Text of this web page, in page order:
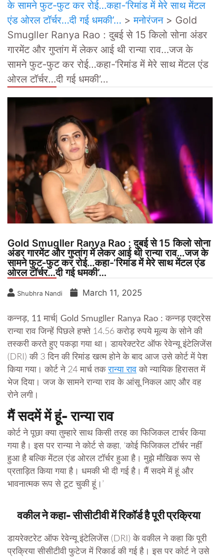
के सामने फुट-फुट कर रोई…कहा-‘रिमांड में मेरे साथ मेंटल
एंड ओरल टॉर्चर…दी गई धमकी’… >मनोरंजन> Gold
Smugller Ranya Rao : दुबई से 15 किलो सोना अंडर
गारमेंट और गुप्तांग में लेकर आई थी रान्या राव…जज के
सामने फुट-फुट कर रोई…कहा-‘रिमांड में मेरे साथ मेंटल एंड
ओरल टॉर्चर…दी गई धमकी’…
Gold Smugller Ranya Rao : दुबई से 15 किलो सोना
अंडर गारमेंट और गुप्तांग में लेकर आई थी रान्या राव…जज के
सामने फुट-फुट कर रोई…कहा-‘रिमांड में मेरे साथ मेंटल एंड
ओरल टॉर्चर…दी गई धमकी’…
Shubhra Nandi March 11, 2025
कन्नड़, 11 मार्च| Gold Smugller Ranya Rao : कन्नड़ एक्ट्रेस
रान्या राव जिन्हें पिछले हफ्ते 14.56 करोड़ रुपये मूल्य के सोने की
तस्करी करते हुए पकड़ा गया था। डायरेक्टरेट ऑफ रेवेन्यू इंटेलिजेंस
(DRI) की 3 दिन की रिमांड खत्म होने के बाद आज उसे कोर्ट में पेश
किया गया। कोर्ट ने 24 मार्च तकरान्या राव को न्यायिक हिरासत में
भेज दिया। जज के सामने रान्या राव के आंसू निकल आए और वह
रोने लगी।
मैं सदमें में हूं- रान्या राव
कोर्ट ने पूछा क्या तुम्हारे साथ किसी तरह का फिजिकल टार्चर किया
गया है। इस पर रान्या ने कोर्ट से कहा, ‘कोई फिजिकल टॉर्चर नहीं
हुआ है बल्कि मेंटल एंड ओरल टॉर्चर हुआ है। मुझे मौखिक रूप से
प्रताड़ित किया गया है। धमकी भी दी गई है। मैं सदमे में हूं और
भावनात्मक रूप से टूट चुकी हूं।’
वकील ने कहा- सीसीटीवी में रिकॉर्ड है पूरी प्रक्रिया
डायरेक्टरेट ऑफ रेवेन्यू इंटेलिजेंस (DRI) के वकील ने कहा कि पूरी
प्रक्रिया सीसीटीवी फुटेज में रिकार्ड की गई है। इस पर कोर्ट ने उसे